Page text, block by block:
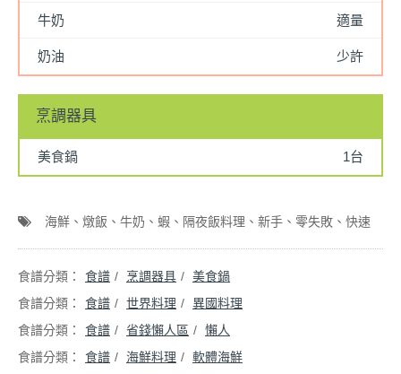
牛奶 適量
奶油 少許
烹調器具
美食鍋 1台
海鮮 燉飯 牛奶 蝦 隔夜飯料理 新手 零失敗 快速
食譜 烹調器具
美食鍋
食譜
世界料理
異國料理
食譜
省錢懶人區
懶人
食譜
海鮮料理
軟體海鮮